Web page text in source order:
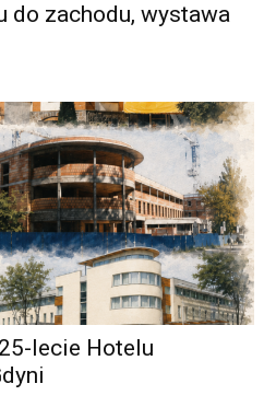
do zachodu, wystawa
lecie Hotelu